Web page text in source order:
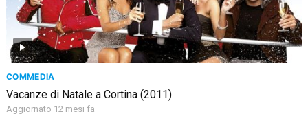
COMMEDIA
Vacanze di Natale a Cortina (2011)
Aggiornato 12 mesi fa